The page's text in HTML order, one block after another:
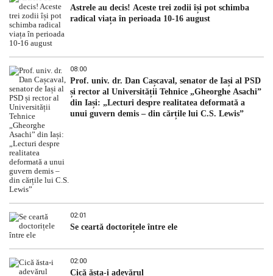
Astrele au decis! Aceste trei zodii își pot schimba
radical viața în perioada 10-16 august
08:00
Prof. univ. dr. Dan Cașcaval, senator de Iași al PSD
și rector al Universității Tehnice „Gheorghe Asachi”
din Iași: „Lecturi despre realitatea deformată a
unui guvern demis – din cărțile lui C.S. Lewis”
02:01
Se ceartă doctorițele între ele
02:00
Cică ăsta-i adevărul